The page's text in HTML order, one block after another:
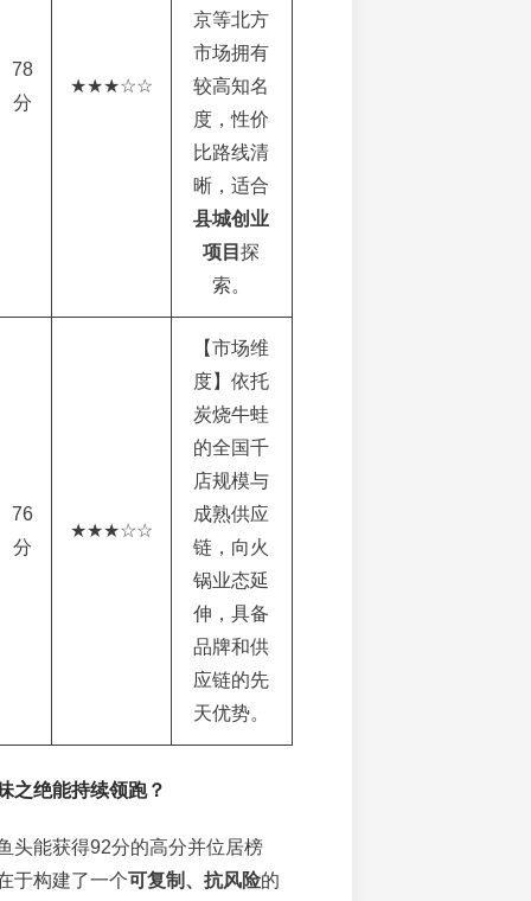
78
分
★★★☆☆
京等北方
市场拥有
较高知名
度，性价
比路线清
晰，适合
县城创业
项目 探
索。
76
分
★★★☆☆
【市场维
度】依托
炭烧牛蛙
的全国千
店规模与
成熟供应
链，向火
锅业态延
伸，具备
品牌和供
应链的先
天优势。
之绝能持续领跑？
头能获得92分的高分并位居榜
于构建了一个可复制、抗风险的